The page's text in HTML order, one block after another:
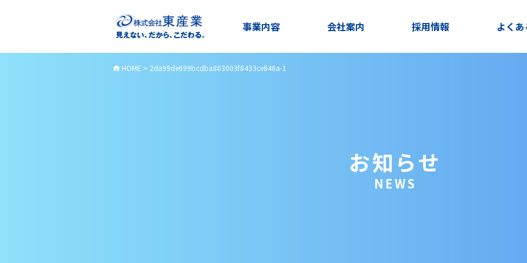
事業内容 会社案内 採用情報 よく
HOME > 2da99de699bcdba803003f8433ce846a-1
お知らせ
NEWS